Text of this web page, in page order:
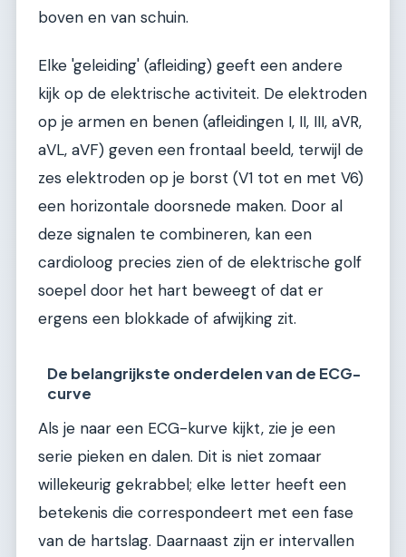
boven en van schuin.
Elke 'geleiding' (afleiding) geeft een andere
kijk op de elektrische activiteit. De elektroden
op je armen en benen (afleidingen I, II, III, aVR,
aVL, aVF) geven een frontaal beeld, terwijl de
zes elektroden op je borst (V1 tot en met V6)
een horizontale doorsnede maken. Door al
deze signalen te combineren, kan een
cardioloog precies zien of de elektrische golf
soepel door het hart beweegt of dat er
ergens een blokkade of afwijking zit.
De belangrijkste onderdelen van de ECG-
curve
Als je naar een ECG-kurve kijkt, zie je een
serie pieken en dalen. Dit is niet zomaar
willekeurig gekrabbel; elke letter heeft een
betekenis die correspondeert met een fase
van de hartslag. Daarnaast zijn er intervallen